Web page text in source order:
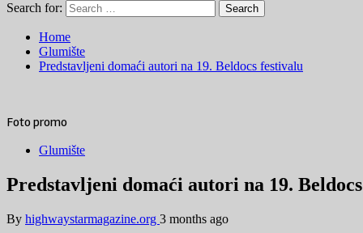
Search for:
Home
Glumište
Predstavljeni domaći autori na 19. Beldocs festivalu
Foto promo
Glumište
Predstavljeni domaći autori na 19.
By highwaystarmagazine.org 3 months ago